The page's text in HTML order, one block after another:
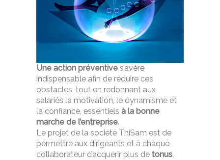
Une action préventive s’avère
indispensable afin de réduire ces
obstacles, tout en redonnant aux
salariés la motivation, le dynamisme et
la confiance, essentiels à la bonne
marche de l’entreprise.
Le projet de la société ThiSam est de
permettre aux dirigeants et à chaque
collaborateur d’acquérir plus de tonus,